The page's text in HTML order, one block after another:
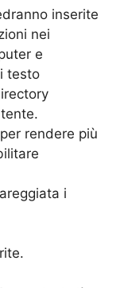
inserite
nei
e
testo
rendere più
i